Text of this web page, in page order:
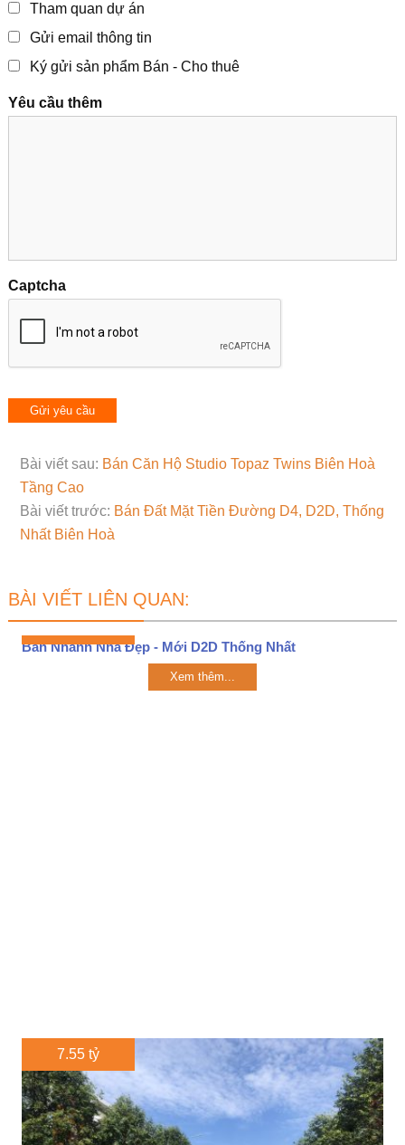
Tham quan dự án
Gửi email thông tin
Ký gửi sản phẩm Bán - Cho thuê
Yêu cầu thêm
Captcha
Bài viết sau: Bán Căn Hộ Studio Topaz Twins Biên Hoà
Tầng Cao
Bài viết trước: Bán Đất Mặt Tiền Đường D4, D2D, Thống
Nhất Biên Hoà
BÀI VIẾT LIÊN QUAN:
Bán Nhanh Nhà Đẹp - Mới D2D Thống Nhất
Xem thêm...
7.55 tỷ